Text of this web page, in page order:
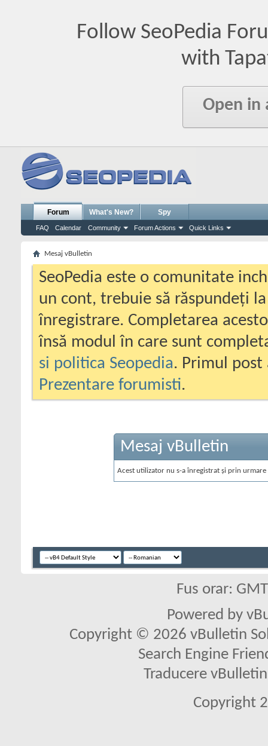
Follow SeoPedia
with
Open in
Forum
FAQ Calendar Community Forum Actions Quick Links
What's New? Spy
Mesaj vBulletin
SeoPedia este o comunitate
un cont, trebuie să răspundeți
înregistrare. Completarea
însă modul în care sunt
si politica Seopedia. Primul
Prezentare forumisti.
Mesaj vBulletin
Acest utilizator nu s-a înregistrat și prin
Fus orar:
Powered by
Copyright © 2026 vBulletin
Search Engine
Traducere
Copyright